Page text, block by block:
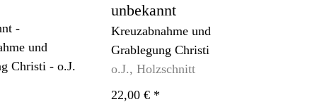
unbekannt
Kreuzabnahme und
Grablegung Christi
o.J., Holzschnitt
22,00 € *